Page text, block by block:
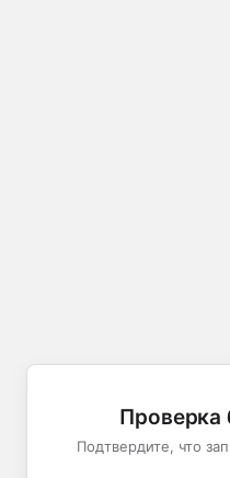
Проверка
Подтвердите, что